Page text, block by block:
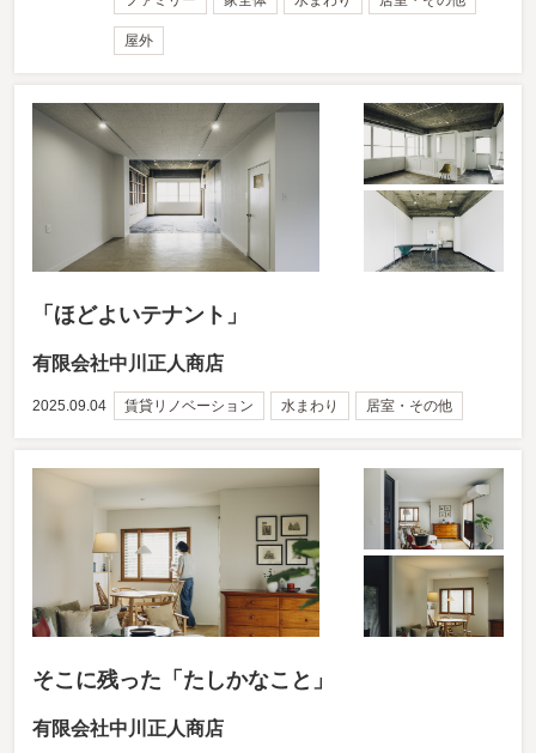
屋外
「ほどよいテナント」
有限会社中川正人商店
2025.09.04 賃貸リノベーション 水まわり 居室・その他
そこに残った「たしかなこと」
有限会社中川正人商店